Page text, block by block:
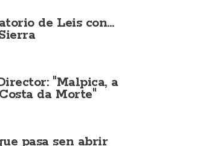
de Leis con...
"Malpica, a
da Morte"
pasa sen abrir